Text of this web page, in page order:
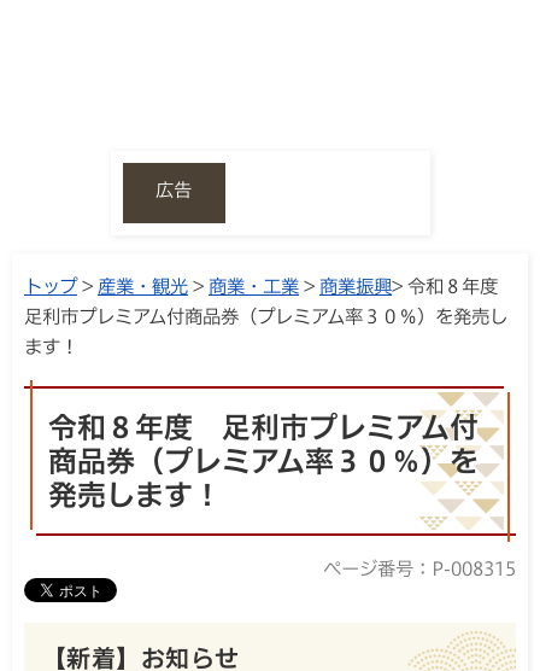
広告
トップ> 産業・観光 > 商業・工業 > 商業振興> 令和８年度
足利市プレミアム付商品券（プレミアム率３０％）を発売し
ます！
令和８年度 足利市プレミアム付
商品券（プレミアム率３０％）を
発売します！
ページ番号：P-008315
【新着】お知らせ